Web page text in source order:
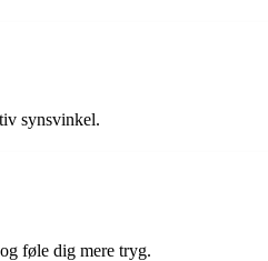
synsvinkel.
føle dig mere tryg.